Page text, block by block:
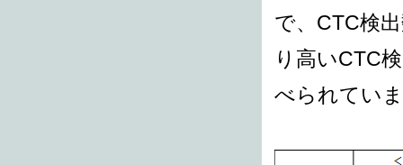
で、CTC検
り高いCTC
べられてい